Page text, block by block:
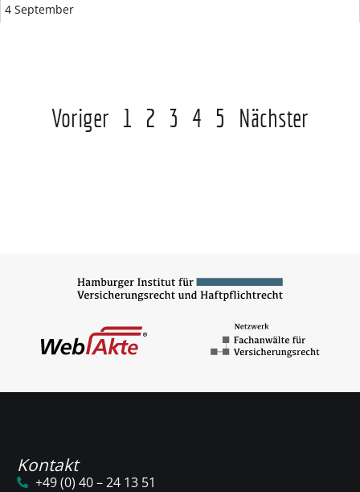
4 September
Voriger 1 2 3 4 5 Nächster
Kontakt
+49 (0) 40 – 24 13 51